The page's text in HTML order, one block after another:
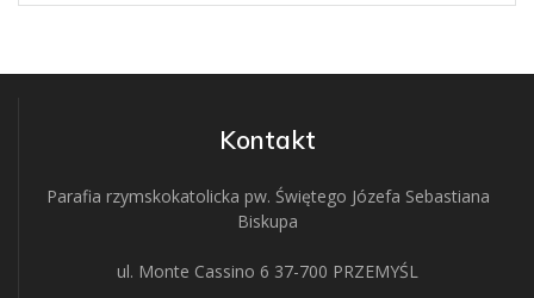
Kontakt
Parafia rzymskokatolicka pw. Świętego Józefa Sebastiana
Biskupa
ul. Monte Cassino 6 37-700 PRZEMYŚL